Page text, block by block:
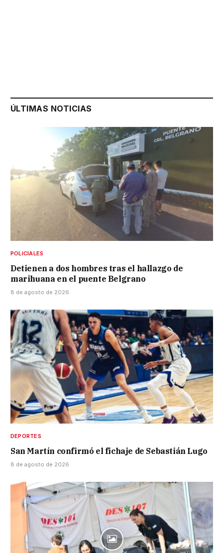
ÚLTIMAS NOTICIAS
POLICIALES
Detienen a dos hombres tras el hallazgo de
marihuana en el puente Belgrano
8 de agosto de 2026
DEPORTES
San Martín confirmó el fichaje de Sebastián Lugo
8 de agosto de 2026